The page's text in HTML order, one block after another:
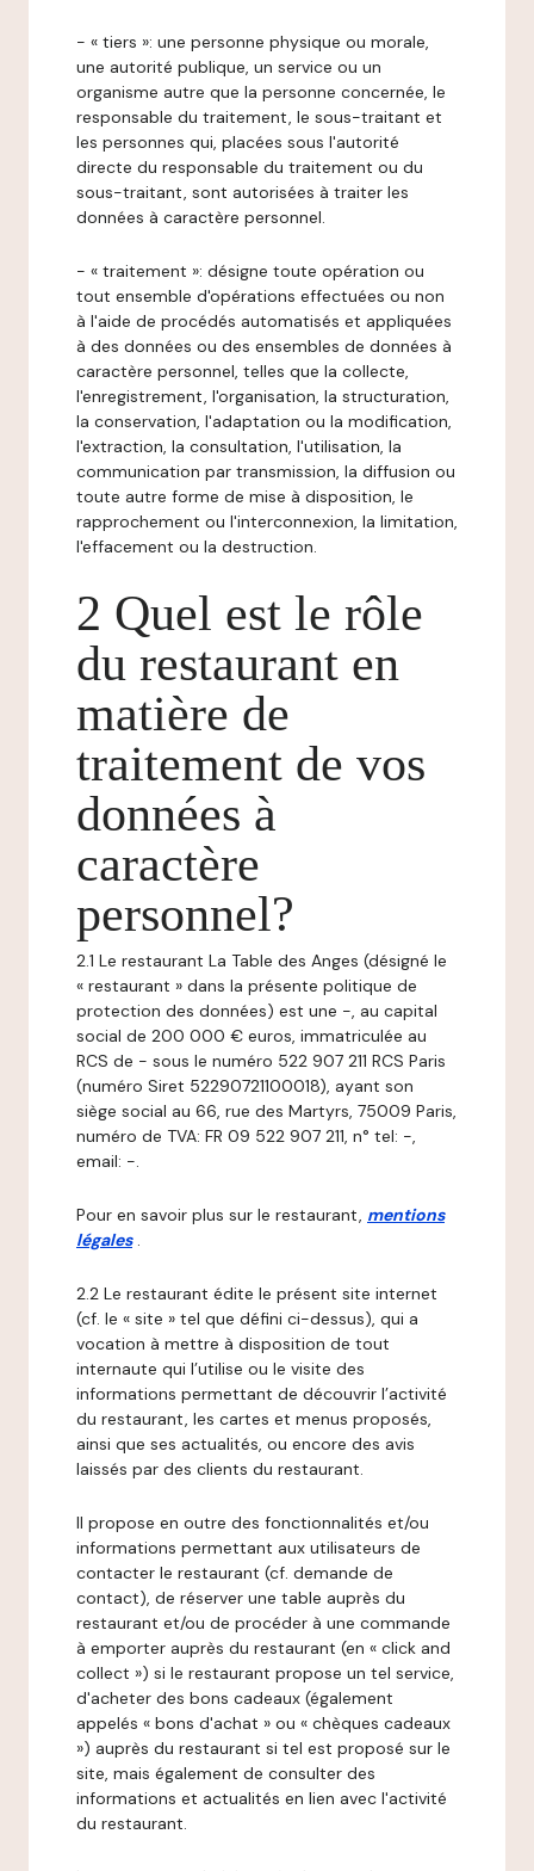
- « tiers »: une personne physique ou morale,
une autorité publique, un service ou un
organisme autre que la personne concernée, le
responsable du traitement, le sous-traitant et
les personnes qui, placées sous l'autorité
directe du responsable du traitement ou du
sous-traitant, sont autorisées à traiter les
données à caractère personnel.
- « traitement »: désigne toute opération ou
tout ensemble d'opérations effectuées ou non
à l'aide de procédés automatisés et appliquées
à des données ou des ensembles de données à
caractère personnel, telles que la collecte,
l'enregistrement, l'organisation, la structuration,
la conservation, l'adaptation ou la modification,
l'extraction, la consultation, l'utilisation, la
communication par transmission, la diffusion ou
toute autre forme de mise à disposition, le
rapprochement ou l'interconnexion, la limitation,
l'effacement ou la destruction.
2 Quel est le rôle
du restaurant en
matière de
traitement de vos
données à
caractère
personnel?
2.1 Le restaurant La Table des Anges (désigné le
« restaurant » dans la présente politique de
protection des données) est une -, au capital
social de 200 000 € euros, immatriculée au
RCS de - sous le numéro 522 907 211 RCS Paris
(numéro Siret 52290721100018), ayant son
siège social au 66, rue des Martyrs, 75009 Paris,
numéro de TVA: FR 09 522 907 211, n° tel: -,
email: -.
Pour en savoir plus sur le restaurant, mentions
légales .
2.2 Le restaurant édite le présent site internet
(cf. le « site » tel que défini ci-dessus), qui a
vocation à mettre à disposition de tout
internaute qui l’utilise ou le visite des
informations permettant de découvrir l’activité
du restaurant, les cartes et menus proposés,
ainsi que ses actualités, ou encore des avis
laissés par des clients du restaurant.
Il propose en outre des fonctionnalités et/ou
informations permettant aux utilisateurs de
contacter le restaurant (cf. demande de
contact), de réserver une table auprès du
restaurant et/ou de procéder à une commande
à emporter auprès du restaurant (en « click and
collect ») si le restaurant propose un tel service,
d'acheter des bons cadeaux (également
appelés « bons d'achat » ou « chèques cadeaux
») auprès du restaurant si tel est proposé sur le
site, mais également de consulter des
informations et actualités en lien avec l'activité
du restaurant.